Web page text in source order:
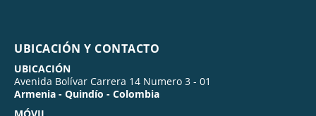
UBICACIÓN Y CONTACTO
UBICACIÓN
Avenida Bolívar Carrera 14 Numero 3 - 01
Armenia - Quindío - Colombia
MÓVIL